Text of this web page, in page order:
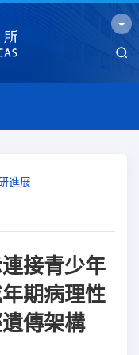
進展
接青少年
期病理性
傳架構